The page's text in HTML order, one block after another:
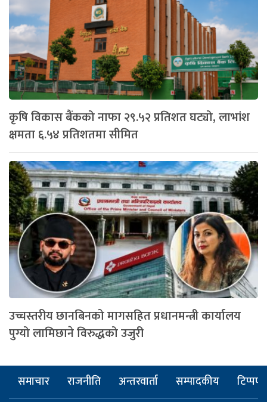
कृषि विकास बैंकको नाफा २९.५२ प्रतिशत घट्यो, लाभांश
क्षमता ६.५४ प्रतिशतमा सीमित
उच्चस्तरीय छानबिनको मागसहित प्रधानमन्त्री कार्यालय
पुग्यो लामिछाने विरुद्धको उजुरी
समाचार राजनीति अन्तरवार्ता सम्पादकीय टिप्पणी